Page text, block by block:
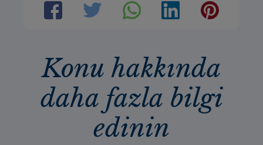
Konu hakkında
daha fazla bilgi
edinin